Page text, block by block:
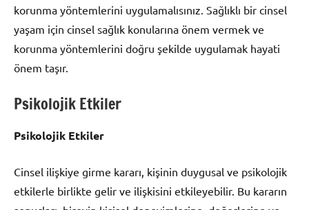
korunma yöntemlerini uygulamalısınız. Sağlıklı bir cinsel
yaşam için cinsel sağlık konularına önem vermek ve
korunma yöntemlerini doğru şekilde uygulamak hayati
önem taşır.
Psikolojik Etkiler
Psikolojik Etkiler
Cinsel ilişkiye girme kararı, kişinin duygusal ve psikolojik
etkilerle birlikte gelir ve ilişkisini etkileyebilir. Bu kararın